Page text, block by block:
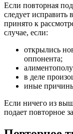
Если повторная
следует исправить
принято к
случае, если:
открылись
оппонента;
в деле
иные
Если ничего из
подает повторное